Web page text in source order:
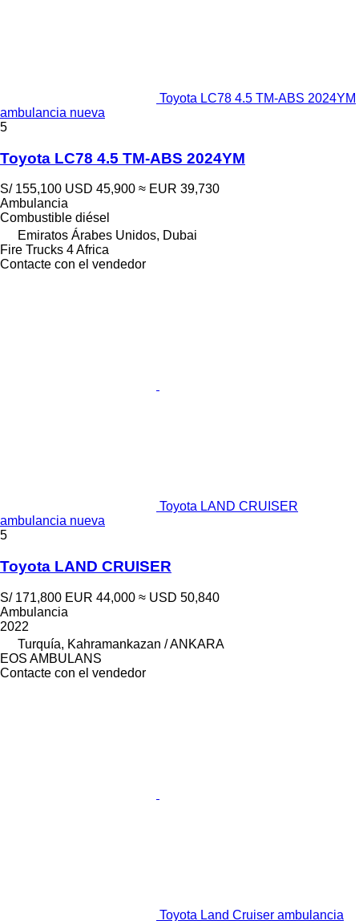
Toyota LC78 4.5 TM-ABS 2024YM
ambulancia nueva
5
Toyota LC78 4.5 TM-ABS 2024YM
S/ 155,100 USD 45,900 ≈ EUR 39,730
Ambulancia
Combustible diésel
Emiratos Árabes Unidos, Dubai
Fire Trucks 4 Africa
Contacte con el vendedor
Toyota LAND CRUISER
ambulancia nueva
5
Toyota LAND CRUISER
S/ 171,800 EUR 44,000 ≈ USD 50,840
Ambulancia
2022
Turquía, Kahramankazan / ANKARA
EOS AMBULANS
Contacte con el vendedor
Toyota Land Cruiser ambulancia